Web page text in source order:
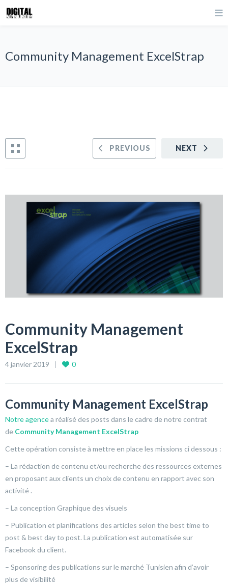
Community Management ExcelStrap
NEXT
PREVIOUS
Community Management
ExcelStrap
4 janvier 2019 0
Community Management ExcelStrap
Notre agencea réalisé des posts dans le cadre de notre contrat
de Community Management ExcelStrap
Cette opération consiste à mettre en place les missions ci dessous :
– La rédaction de contenu et/ou recherche des ressources externes
en proposant aux clients un choix de contenu en rapport avec son
activité .
– La conception Graphique des visuels
– Publication et planifications des articles selon the best time to
post & best day to post. La publication est automatisée sur
Facebook du client.
– Sponsoring des publications sur le marché Tunisien afin d’avoir
plus de visibilité